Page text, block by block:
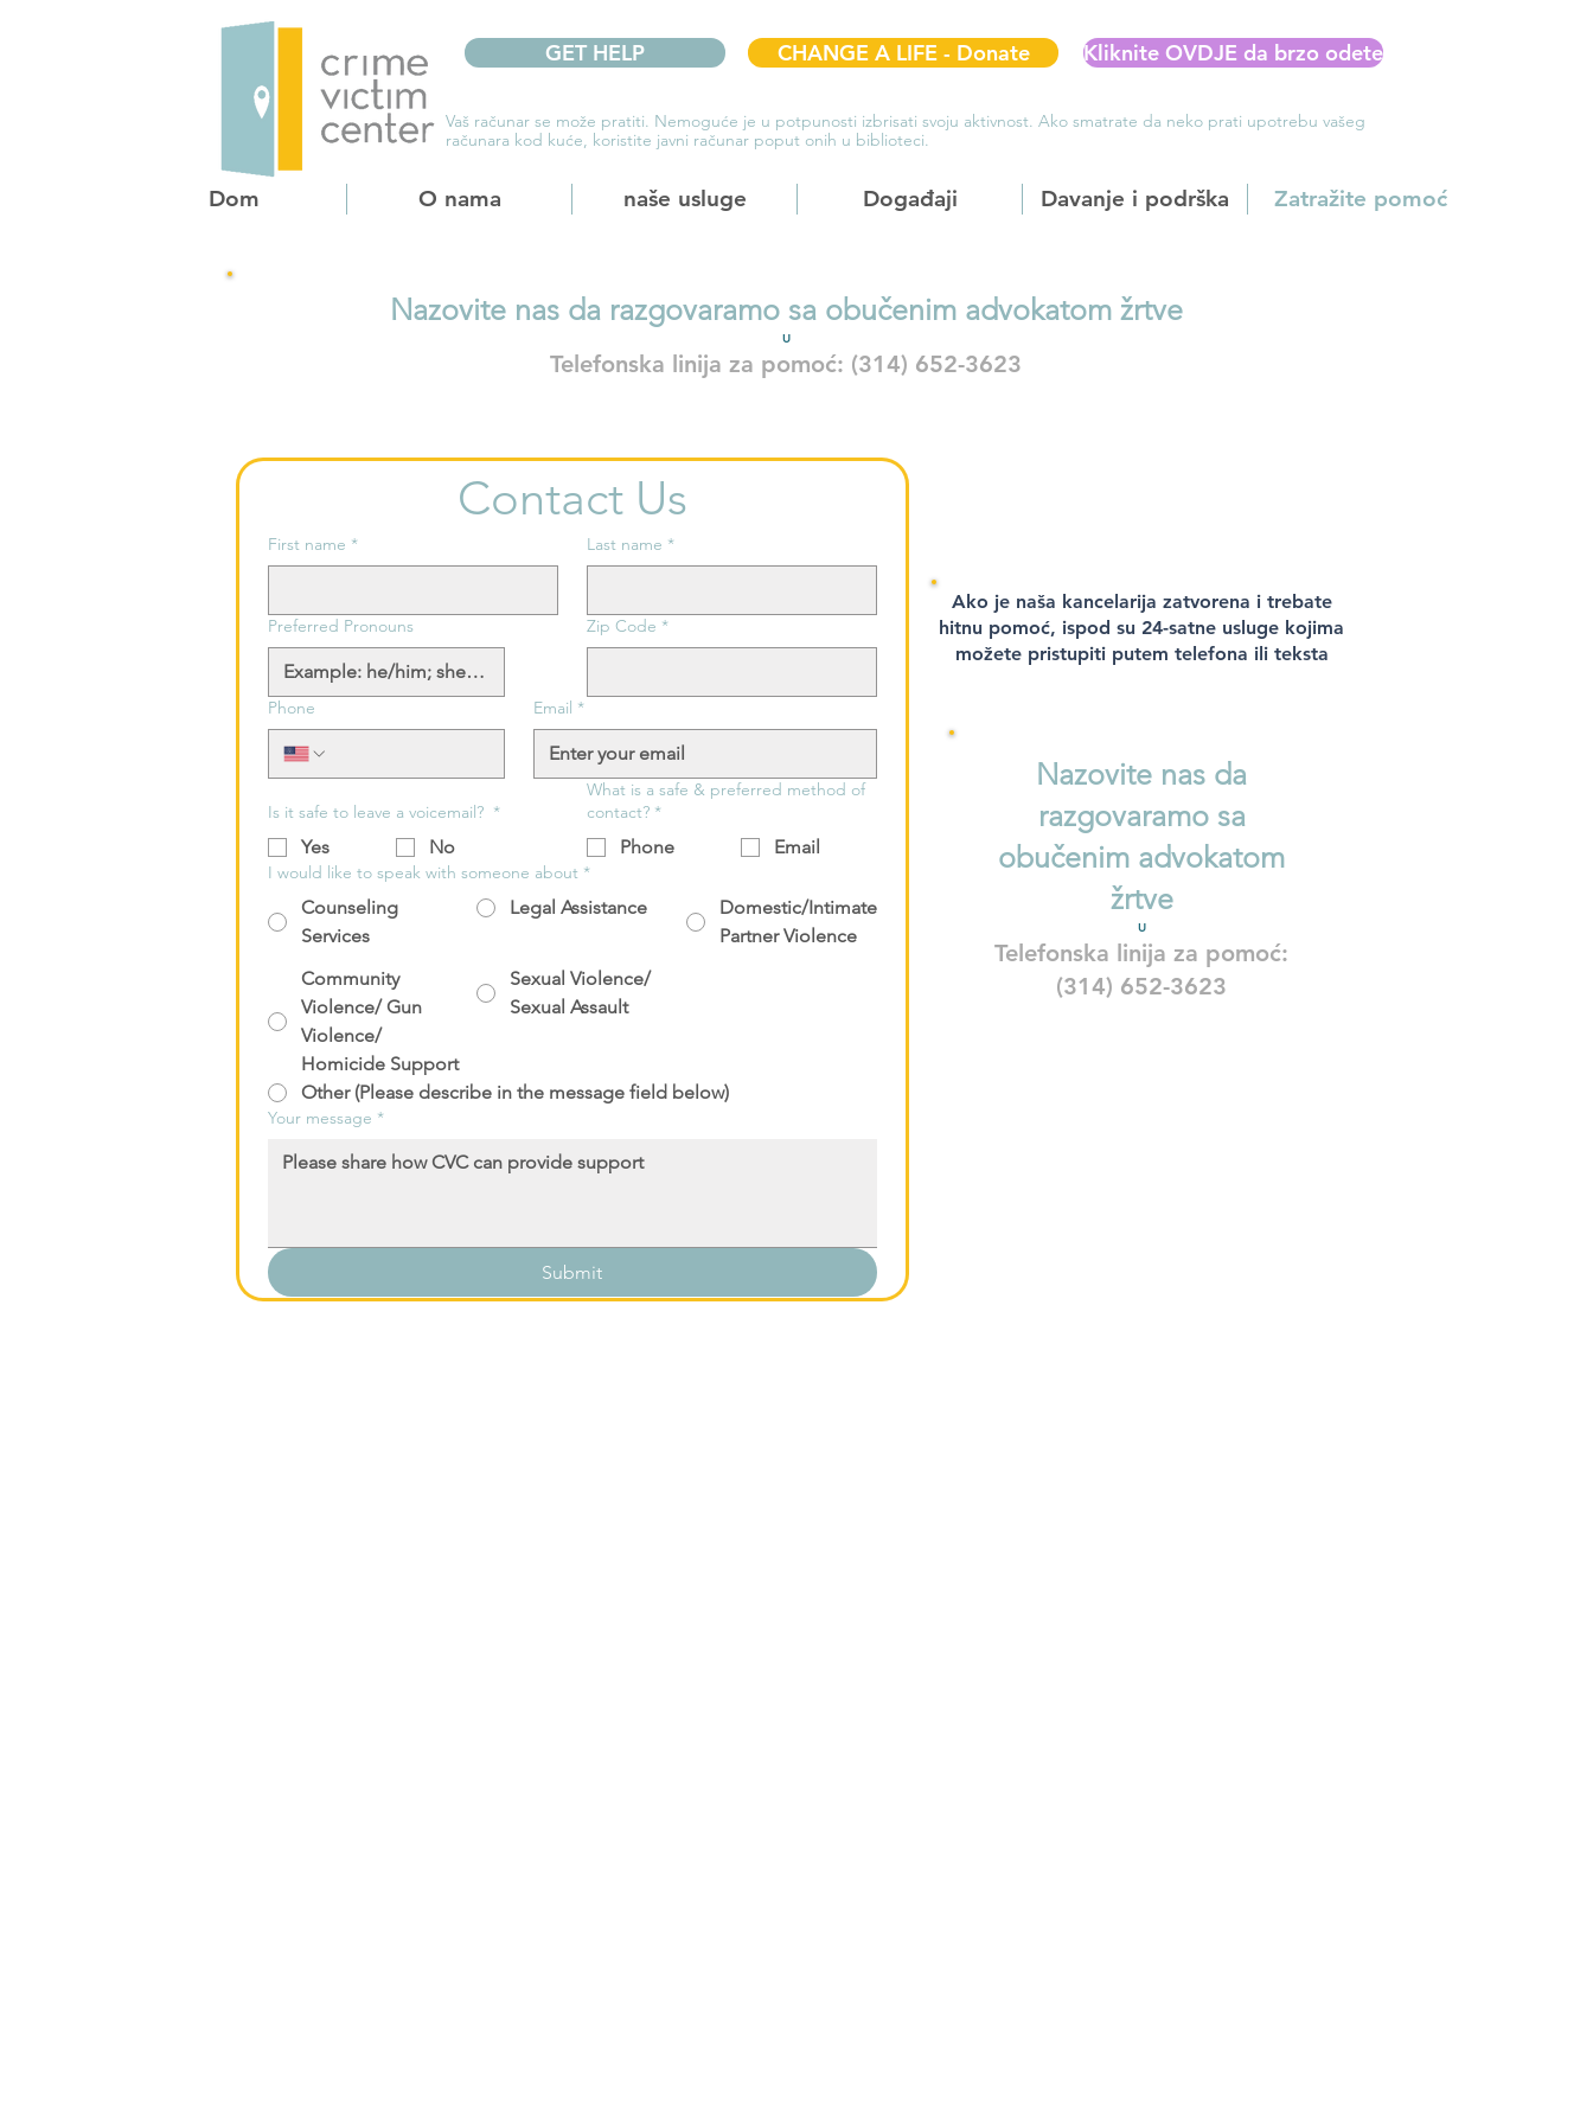
GET HELP CHANGE A LIFE - Donate Kliknite OVDJE da brzo odete
Vaš računar se može pratiti. Nemoguće je u potpunosti izbrisati svoju aktivnost. Ako smatrate da neko prati upotrebu vašeg
računara kod kuće, koristite javni računar poput onih u biblioteci.
Dom O nama naše usluge Događaji Davanje i podrška Zatražite pomoć
Nazovite nas da razgovaramo sa obučenim advokatom žrtve
U
Telefonska linija za pomoć: (314) 652-3623
Contact Us
First name * Last name *
Preferred Pronouns Zip Code *
Phone Email *
Is it safe to leave a voicemail? *
Yes No
What is a safe & preferred method of
contact? *
Phone Email
I would like to speak with someone about *
Counseling
Services
Legal Assistance
Domestic/Intimate
Partner Violence
Community
Violence/ Gun
Violence/
Homicide Support
Sexual Violence/
Sexual Assault
Other (Please describe in the message field below)
Your message *
Submit
Ako je naša kancelarija zatvorena i trebate
hitnu pomoć, ispod su 24-satne usluge kojima
možete pristupiti putem telefona ili teksta
Nazovite nas da
razgovaramo sa
obučenim advokatom
žrtve
U
Telefonska linija za pomoć:
(314) 652-3623